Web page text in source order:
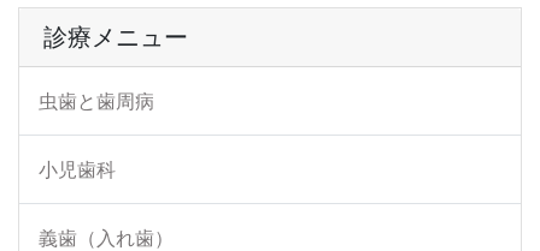
診療メニュー
虫歯と歯周病
小児歯科
義歯（入れ歯）